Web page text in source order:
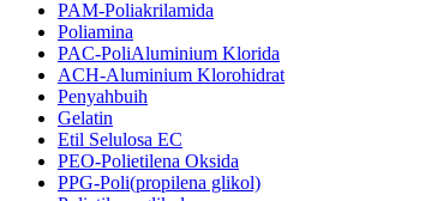
PAM-Poliakrilamida
Poliamina
PAC-PoliAluminium Klorida
ACH-Aluminium Klorohidrat
Penyahbuih
Gelatin
Etil Selulosa EC
PEO-Polietilena Oksida
PPG-Poli(propilena glikol)